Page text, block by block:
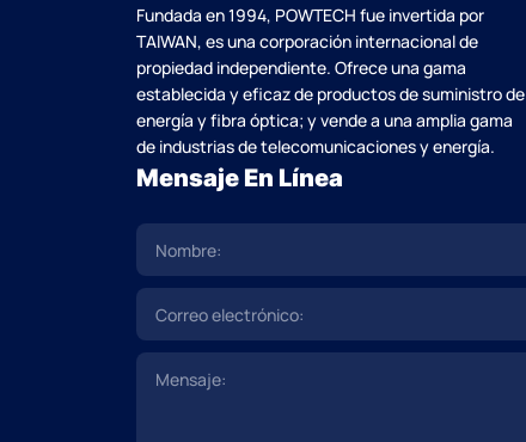
Fundada en 1994, POWTECH fue invertida por
TAlWAN, es una corporación internacional de
propiedad independiente. Ofrece una gama
establecida y eficaz de productos de suministro de
energía y fibra óptica; y vende a una amplia gama
de industrias de telecomunicaciones y energía.
Mensaje En Línea